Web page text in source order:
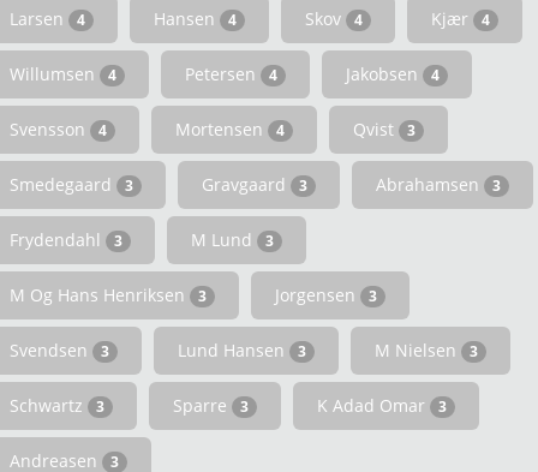
Larsen 4 Hansen 4 Skov 4 Kjær 4
Willumsen 4 Petersen 4 Jakobsen 4
Svensson 4 Mortensen 4 Qvist 3
Smedegaard 3 Gravgaard 3 Abrahamsen 3
Frydendahl 3 M Lund 3
M Og Hans Henriksen 3 Jorgensen 3
Svendsen 3 Lund Hansen 3 M Nielsen 3
Schwartz 3 Sparre 3 K Adad Omar 3
Andreasen 3